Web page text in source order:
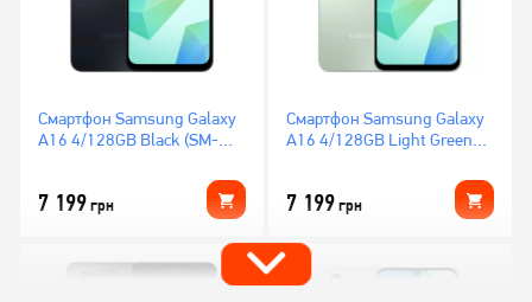
Смартфон Samsung Galaxy
A16 4/128GB Black (SM-
7 199грн
Смартфон Samsung Galaxy
A16 4/128GB Light Green
7 199грн